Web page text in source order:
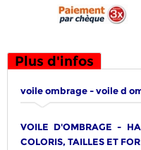
Plus d'infos
voile ombrage - voile d
VOILE D'OMBRAGE -
COLORIS, TAILLES ET